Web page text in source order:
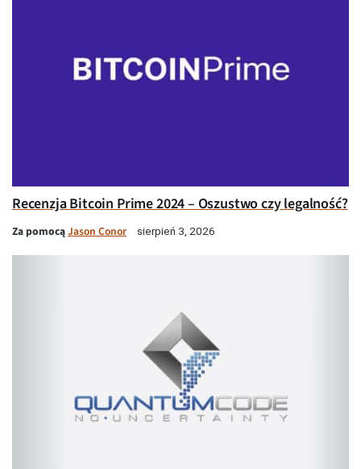
Recenzja Bitcoin Prime 2024 – Oszustwo czy legalność?
Za pomocąJason Conor sierpień 3, 2026